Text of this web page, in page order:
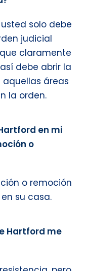
solo debe
judicial
claramente
debe abrir la
áreas
la orden.
en mi
o
o remoción
su casa.
Hartford me